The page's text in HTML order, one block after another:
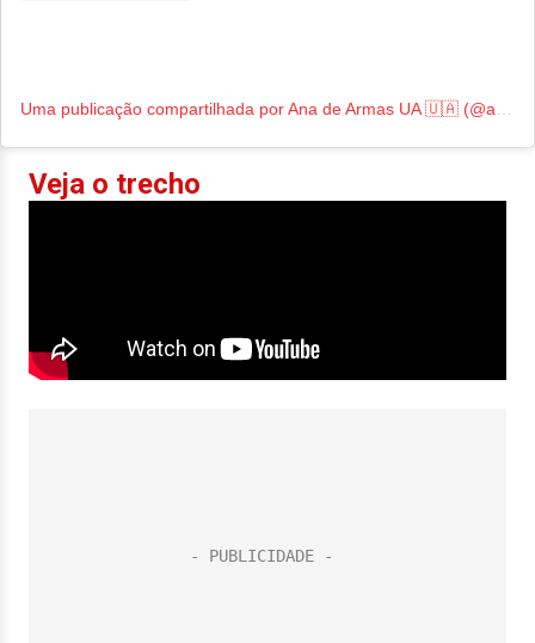
Uma publicação compartilhada por Ana de Armas UA 🇺🇦 (@anadearmasua)
Veja o trecho